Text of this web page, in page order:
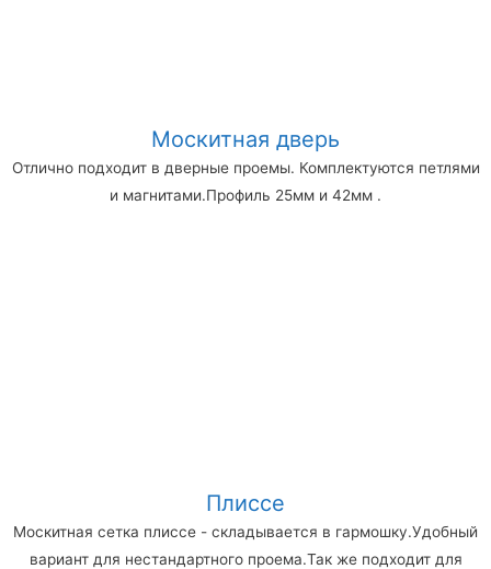
Москитная дверь
Отлично подходит в дверные проемы. Комплектуются петлями
и магнитами.Профиль 25мм и 42мм .
Плиссе
Москитная сетка плиссе - складывается в гармошку.Удобный
вариант для нестандартного проема.Так же подходит для